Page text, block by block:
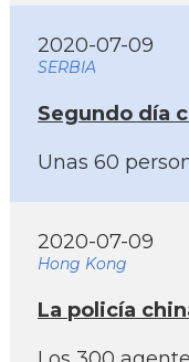
2020-07-09
SERBIA
Segundo dí­a
Unas 60
2020-07-09
Hong Kong
La policí­a